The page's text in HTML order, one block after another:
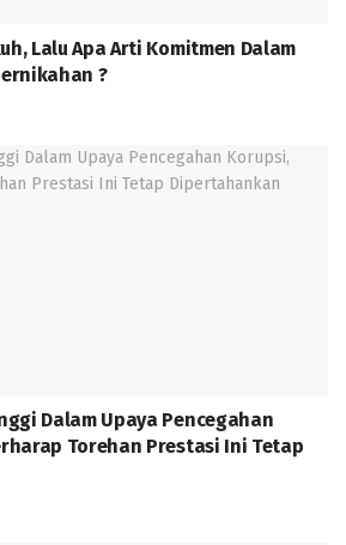
Lalu Apa Arti Komitmen Dalam
?
Dalam Upaya Pencegahan
Torehan Prestasi Ini Tetap